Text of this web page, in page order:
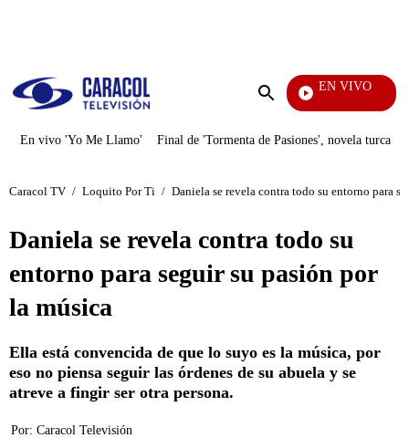
Enviar
EN VIVO
Yo Me Llamo
En vivo 'Yo Me Llamo' Final de 'Tormenta de Pasiones', novela turca
Caracol TV / Loquito Por Ti / Daniela se revela contra todo su entorno para
Daniela se revela contra todo su
entorno para seguir su pasión por
la música
Ella está convencida de que lo suyo es la música, por
eso no piensa seguir las órdenes de su abuela y se
atreve a fingir ser otra persona.
Por: Caracol Televisión